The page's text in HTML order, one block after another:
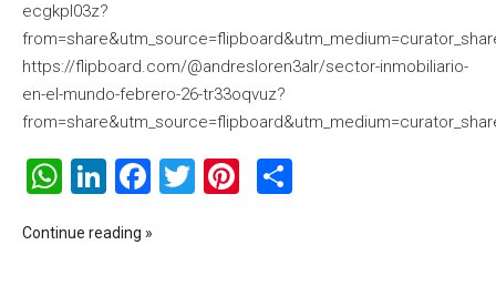
ecgkpl03z?
https://flipboard.com/@andresloren3alr/sector-inmobiliario-
en-el-mundo-febrero-26-tr33oqvuz?
WhatsApp
LinkedIn
Facebook
TwitterPinterest
Continue reading